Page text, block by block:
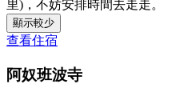
里)，不妨安排時間去走走。
顯示較少
查看住宿
阿奴班波寺